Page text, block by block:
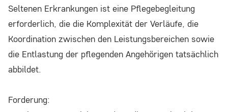
Seltenen Erkrankungen ist eine Pflegebegleitung
erforderlich, die die Komplexität der Verläufe, die
Koordination zwischen den Leistungsbereichen sowie
die Entlastung der pflegenden Angehörigen tatsächlich
abbildet.
Forderung: